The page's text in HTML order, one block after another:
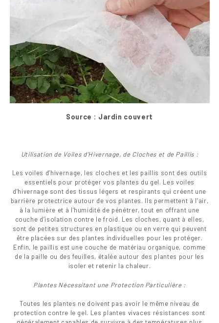
Source : Jardin couvert
Utilisation de Voiles d’Hivernage, de Cloches et de Paillis :
Les voiles d’hivernage, les cloches et les paillis sont des outils
essentiels pour protéger vos plantes du gel. Les voiles
d’hivernage sont des tissus légers et respirants qui créent une
barrière protectrice autour de vos plantes. Ils permettent à l’air,
à la lumière et à l’humidité de pénétrer, tout en offrant une
couche d’isolation contre le froid. Les cloches, quant à elles,
sont de petites structures en plastique ou en verre qui peuvent
être placées sur des plantes individuelles pour les protéger.
Enfin, le paillis est une couche de matériau organique, comme
de la paille ou des feuilles, étalée autour des plantes pour les
isoler et retenir la chaleur.
Plantes Nécessitant une Protection Particulière :
Toutes les plantes ne doivent pas avoir le même niveau de
protection contre le gel. Les plantes vivaces résistances sont